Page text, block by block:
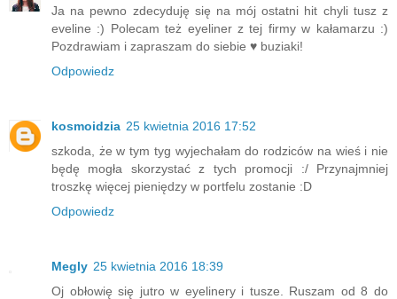
Ja na pewno zdecyduję się na mój ostatni hit chyli tusz z
eveline :) Polecam też eyeliner z tej firmy w kałamarzu :)
Pozdrawiam i zapraszam do siebie ♥ buziaki!
Odpowiedz
kosmoidzia 25 kwietnia 2016 17:52
szkoda, że w tym tyg wyjechałam do rodziców na wieś i nie
będę mogła skorzystać z tych promocji :/ Przynajmniej
troszkę więcej pieniędzy w portfelu zostanie :D
Odpowiedz
Megly 25 kwietnia 2016 18:39
Oj obłowię się jutro w eyelinery i tusze. Ruszam od 8 do